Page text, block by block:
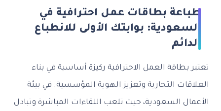
بطاقات عمل احترافية في
بوابتك الأولى للانطباع
بطاقة العمل الاحترافية ركيزة أساسية في بناء
التجارية وتعزيز الهوية المؤسسية. في بيئة
السعودية، حيث تلعب اللقاءات المباشرة وتبادل